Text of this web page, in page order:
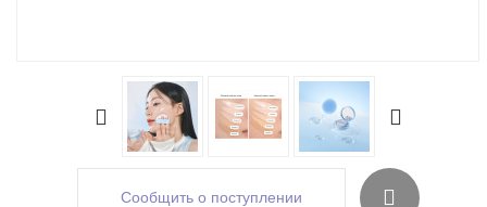
Сообщить о поступлении